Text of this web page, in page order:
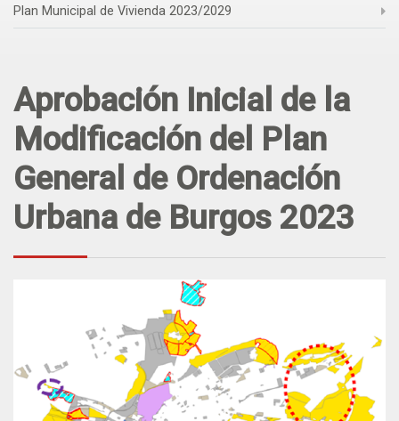
Plan Municipal de Vivienda 2023/2029
Aprobación Inicial de la
Modificación del Plan
General de Ordenación
Urbana de Burgos 2023